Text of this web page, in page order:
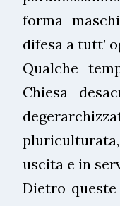
forma
difesa a tutt’
Qualche
Chiesa
uscita e in
Dietro